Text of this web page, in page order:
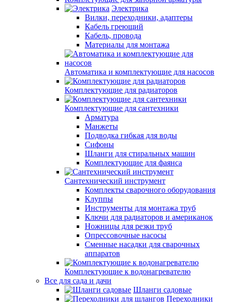
Электрика
Вилки, переходники, адаптеры
Кабель греющий
Кабель, провода
Материалы для монтажа
Автоматика и комплектующие для насосов
Комплектующие для радиаторов
Комплектующие для сантехники
Арматура
Манжеты
Подводка гибкая для воды
Сифоны
Шланги для стиральных машин
Комплектующие для фаянса
Сантехнический инструмент
Комплекты сварочного оборудования
Клуппы
Инструменты для монтажа труб
Ключи для радиаторов и американок
Ножницы для резки труб
Опрессовочные насосы
Сменные насадки для сварочных
аппаратов
Комплектующие к водонагревателю
Все для сада и дачи
Шланги садовые
Переходники